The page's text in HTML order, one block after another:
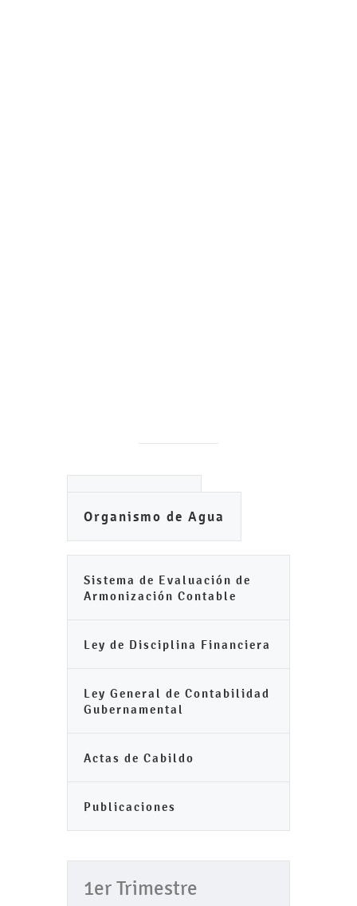
Organismo de Agua
Sistema de Evaluación de
Armonización Contable
Ley de Disciplina Financiera
Ley General de Contabilidad
Gubernamental
Actas de Cabildo
Publicaciones
1er Trimestre